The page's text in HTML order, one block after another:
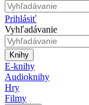
Prihlásiť
Vyhľadávanie
Knihy
E-knihy
Audioknihy
Hry
Filmy